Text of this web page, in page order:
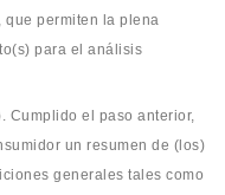
que permiten la plena
para el análisis
Cumplido el paso anterior,
un resumen de (los)
generales tales como